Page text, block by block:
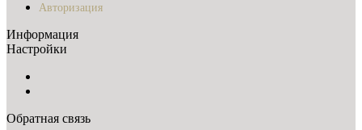
Авторизация
Информация
Настройки
Обратная связь